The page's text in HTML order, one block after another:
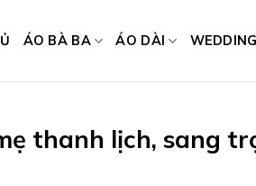
ÁO BÀ BA ÁO DÀI WEDDING
thanh lịch, sang